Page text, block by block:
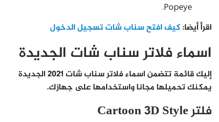
Popeye.
اقرأ أيضا:كيف افتح سناب شات تسجيل الدخول
اسماء فلاتر سناب شات الجديدة
إليك قائمة تتضمن اسماء فلاتر سناب شات 2021 الجديدة
يمكنك تحميلها مجانا واستخدامها على جهازك.
فلتر Cartoon 3D Style